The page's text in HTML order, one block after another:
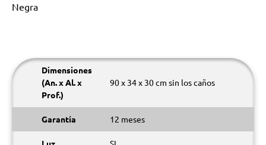
Negra
Dimensiones
(An. x Al. x
Prof.)
90 x 34 x 30 cm sin los caños
Garantía 12 meses